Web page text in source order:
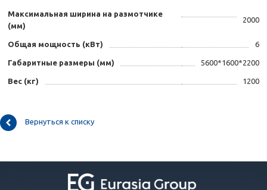
Максимальная ширина на размотчике
(мм)
2000
Общая мощность (кВт) 6
Габаритные размеры (мм) 5600*1600*2200
Вес (кг) 1200
Вернуться к списку